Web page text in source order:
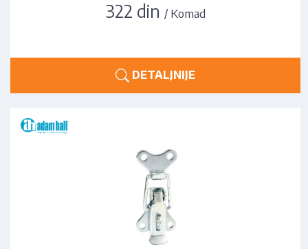
322 din / Komad
DETALJNIJE